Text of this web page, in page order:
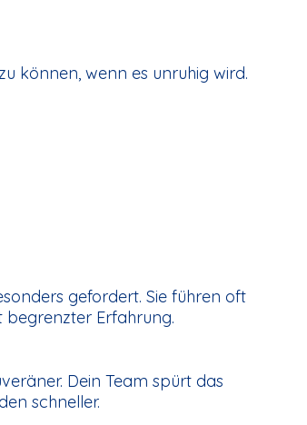
können, wenn es unruhig wird.
gefordert. Sie führen oft
Erfahrung.
Dein Team spürt das
schneller.